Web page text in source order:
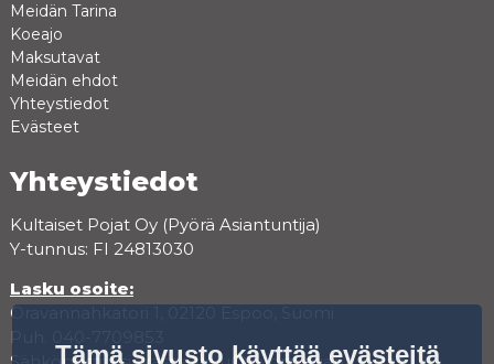
Meidän Tarina
Koeajo
Maksutavat
Meidän ehdot
Yhteystiedot
Evästeet
Yhteystiedot
Kultaiset Pojat Oy (Pyörä Asiantuntija)
Y-tunnus: FI 24813030
Lasku osoite:
Oravannahkatori 1, 02120 Espoo, Suomi
Tämä sivusto käyttää evästeitä